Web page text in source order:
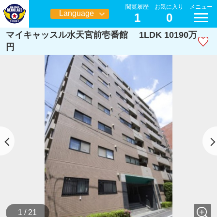
Language
日本語
閲覧履歴
1
お気に入り
0
メニュー
マイキャッスル水天宮前壱番館 1LDK 10190万
円
1 / 21